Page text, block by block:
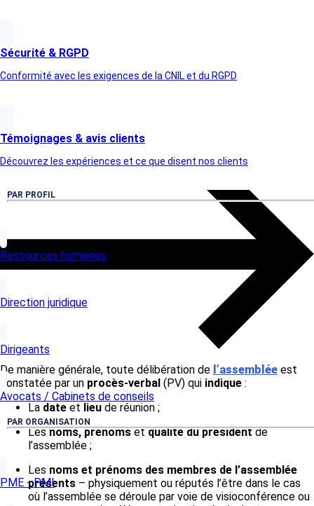
Sécurité & RGPD
Conformité avec les exigences de la CNIL et du RGPD
Témoignages & avis clients
Découvrez les expériences et ce que disent nos clients
PAR PROFIL
Ressources humaines
Direction juridique
Dirigeants
Avocats / Cabinets de conseils
PAR ORGANISATION
PME - PMI
De manière générale, toute délibération de l’assemblée est
constatée par un procès-verbal (PV) qui indique :
La date et lieu de réunion ;
Lesnoms, prénomsetqualité du présidentde
l’assemblée ;
Les noms et prénoms des membres de l’assemblée
présents – physiquement ou réputés l’être dans le cas
où l’assemblée se déroule par voie de visioconférence ou